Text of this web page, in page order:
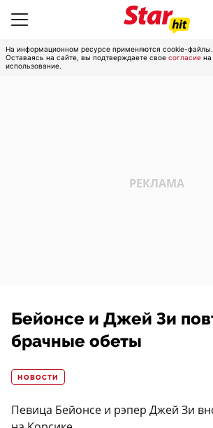
На информационном ресурсе применяются cookie-файлы.
Оставаясь на сайте, вы подтверждаете свое согласие на
использование.
Бейонсе и Джей Зи
брачные обеты
НОВОСТИ
Певица Бейонсе и рэпер Джей Зи